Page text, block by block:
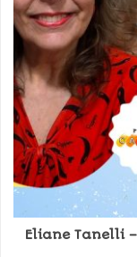
Eliane Tanelli –